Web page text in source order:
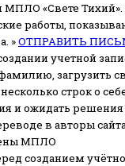
МПЛО «Свете Тихий».
работы,
»ОТПРАВИТЬ
учетной
загрузить
строк о
и ожидать
в авторы
МПЛО
созданием